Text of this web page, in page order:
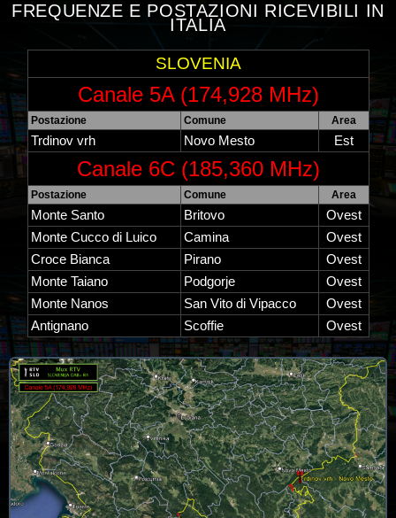
FREQUENZE E POSTAZIONI RICEVIBILI IN
ITALIA
SLOVENIA
Canale 5A (174,928 MHz)
Postazione Comune Area
Trdinov vrh Novo Mesto Est
Canale 6C (185,360 MHz)
Postazione Comune Area
Monte Santo Britovo
Ovest
Monte Cucco di Luico
Camina
Ovest
Croce Bianca
Pirano
Ovest
Monte Taiano
Podgorje
Ovest
Monte Nanos
San Vito di Vipacco
Ovest
Antignano
Scoffie Ovest